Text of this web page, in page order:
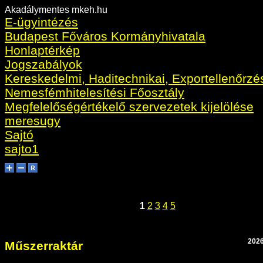
Akadálymentes mkeh.hu
E-ügyintézés
Budapest Főváros Kormányhivatala
Honlaptérkép
Jogszabályok
Kereskedelmi, Haditechnikai,
Nemesfémhitelesítési Főosztály
Megfelelőségértékelő szervezetek kijelölése
meresugy
Sajtó
sajto1
1 2 3 4 5
Műszerraktár